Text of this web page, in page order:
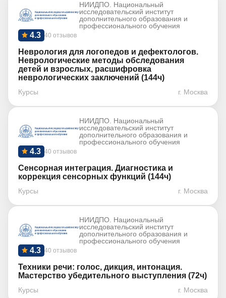
НИИДПО. Национальный
исследовательский институт
дополнительного образования и
профессионального обучения
40 отзывов
4.3
Неврология для логопедов и дефектологов.
Неврологические методы обследования
детей и взрослых, расшифровка
неврологических заключений (144ч)
Курсы г. Москва
НИИДПО. Национальный
исследовательский институт
дополнительного образования и
профессионального обучения
40 отзывов
4.3
Сенсорная интеграция. Диагностика и
коррекция сенсорных функций (144ч)
Курсы г. Москва
НИИДПО. Национальный
исследовательский институт
дополнительного образования и
профессионального обучения
40 отзывов
4.3
Техники речи: голос, дикция, интонация.
Мастерство убедительного выступления (72ч)
Курсы г. Москва